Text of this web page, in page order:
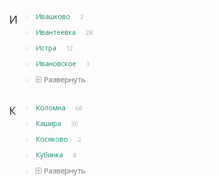
И Ивашково 2
Ивантеевка 28
Истра 12
Ивановское 3
Развернуть
К Коломна 66
Кашира 30
Косяково 2
Кубинка 8
Развернуть